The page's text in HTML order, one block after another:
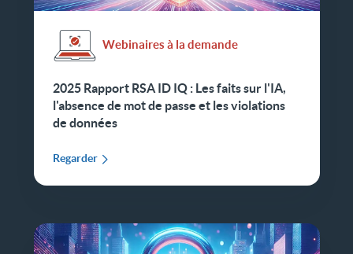
Webinaires à la demande
2025 Rapport RSA ID IQ : Les faits sur l'IA,
l'absence de mot de passe et les violations
de données
Regarder